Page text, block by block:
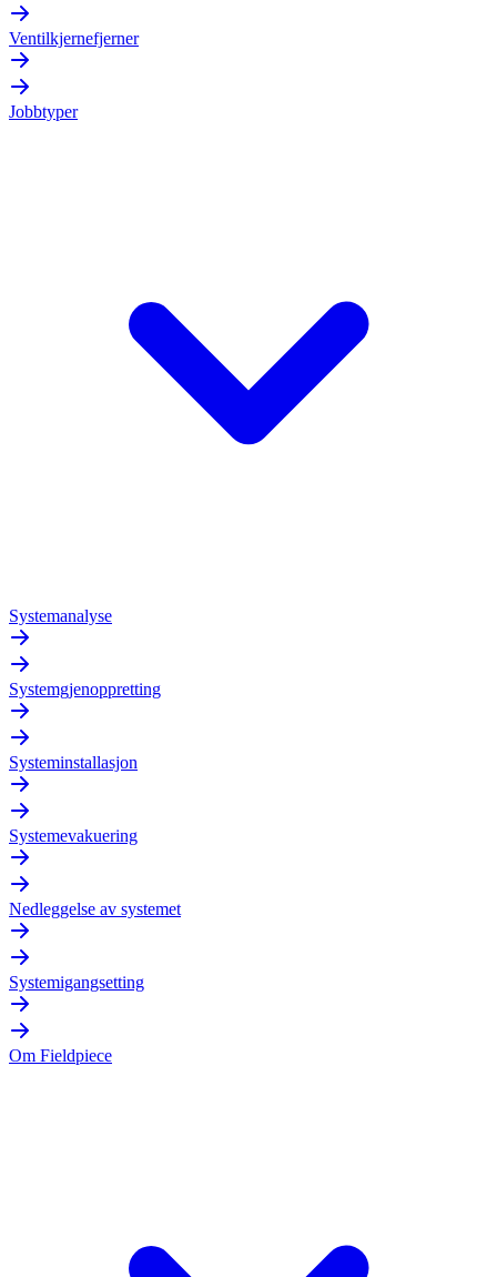
Ventilkjernefjerner
Jobbtyper
Systemanalyse
Systemgjenoppretting
Systeminstallasjon
Systemevakuering
Nedleggelse av systemet
Systemigangsetting
Om Fieldpiece